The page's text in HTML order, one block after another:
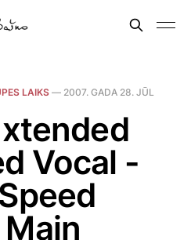
LAIKS— 2007. GADA 28. JŪL
Vocal -